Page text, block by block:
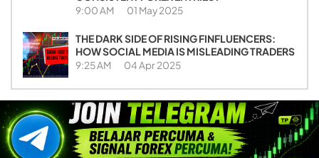
9:00 AM 01 May 2025
THE DARK SIDE OF RISING FINFLUENCERS:
HOW SOCIAL MEDIA IS MISLEADING TRADERS
9:25 AM 04 Apr 2025